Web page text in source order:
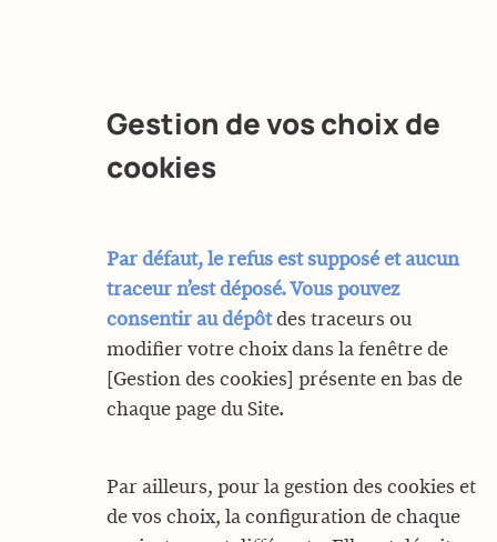
Gestion de vos choix de
cookies
Par défaut, le refus est supposé et aucun
traceur n’est déposé. Vous pouvez
consentir au dépôtdes traceurs ou
modifier votre choix dans la fenêtre de
[Gestion des cookies] présente en bas de
chaque page du Site.
Par ailleurs, pour la gestion des cookies et
de vos choix, la configuration de chaque